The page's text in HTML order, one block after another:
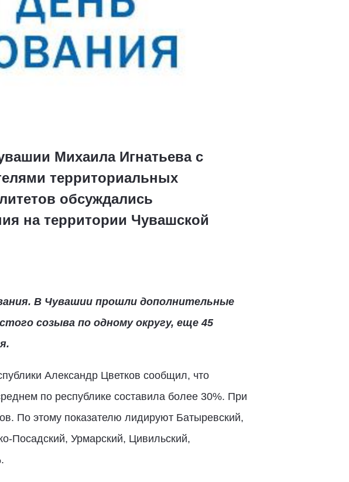
Михаила Игнатьева с
территориальных
обсуждались
на территории Чувашской
В Чувашии прошли дополнительные
созыва по одному округу, еще 45
Александр Цветков сообщил, что
по республике составила более 30%. При
По этому показателю лидируют Батыревский,
Посадский, Урмарский, Цивильский,